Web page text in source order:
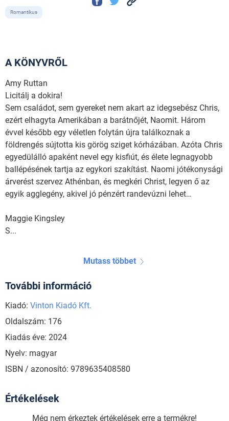
Romantikus
A KÖNYVRŐL
Amy Ruttan
Licitálj a dokira!
Sem családot, sem gyereket nem akart az idegsebész Chris,
ezért elhagyta Amerikában a barátnőjét, Naomit. Három
évvel később egy véletlen folytán újra találkoznak a
földrengés sújtotta kis görög sziget kórházában. Azóta Chris
egyedülálló apaként nevel egy kisfiút, és élete legnagyobb
ballépésének tartja az egykori szakítást. Naomi jótékonysági
árverést szervez Athénban, és megkéri Christ, legyen ő az
egyik agglegény, akivel jó pénzért randevúzni lehet…
Maggie Kingsley
S...
Mutass többet
További információ
Kiadó: Vinton Kiadó Kft.
Oldalszám: 176
Kiadás éve: 2024
Nyelv: magyar
ISBN / azonosító: 9789635408580
Értékelések
Még nem érkeztek értékelések erre a termékre!